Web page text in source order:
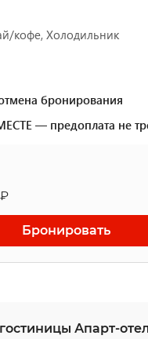
кофе, Холодильник
бронирования
— предоплата не
₽
Бронировать
Апарт-